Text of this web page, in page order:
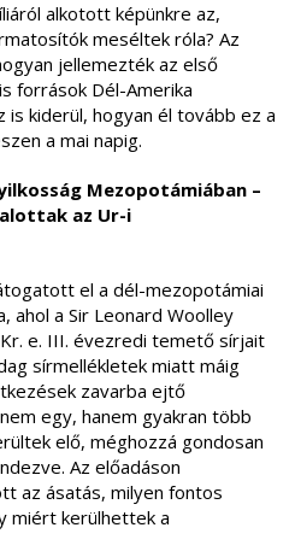
alkotott képünkre az,
meséltek róla? Az
jellemezték az első
források Dél-Amerika
kiderül, hogyan él tovább ez a
a mai napig.
Mezopotámiában –
az Ur-i
el a dél-mezopotámiai
ahol a Sir Leonard Woolley
e. III. évezredi temető sírjait
sírmellékletek miatt máig
zavarba ejtő
egy, hanem gyakran több
elő, méghozzá gondosan
Az előadáson
az ásatás, milyen fontos
miért kerülhettek a